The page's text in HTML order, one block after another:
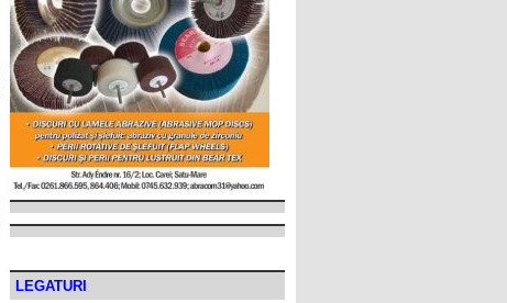
LEGATURI